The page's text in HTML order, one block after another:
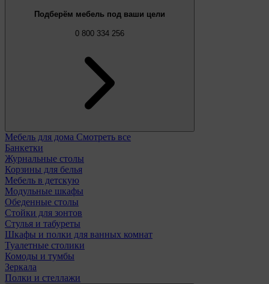
Подберём мебель под ваши цели
0 800 334 256
Мебель для дома Смотреть все
Банкетки
Журнальные столы
Корзины для белья
Мебель в детскую
Модульные шкафы
Обеденные столы
Стойки для зонтов
Стулья и табуреты
Шкафы и полки для ванных комнат
Туалетные столики
Комоды и тумбы
Зеркала
Полки и стеллажи